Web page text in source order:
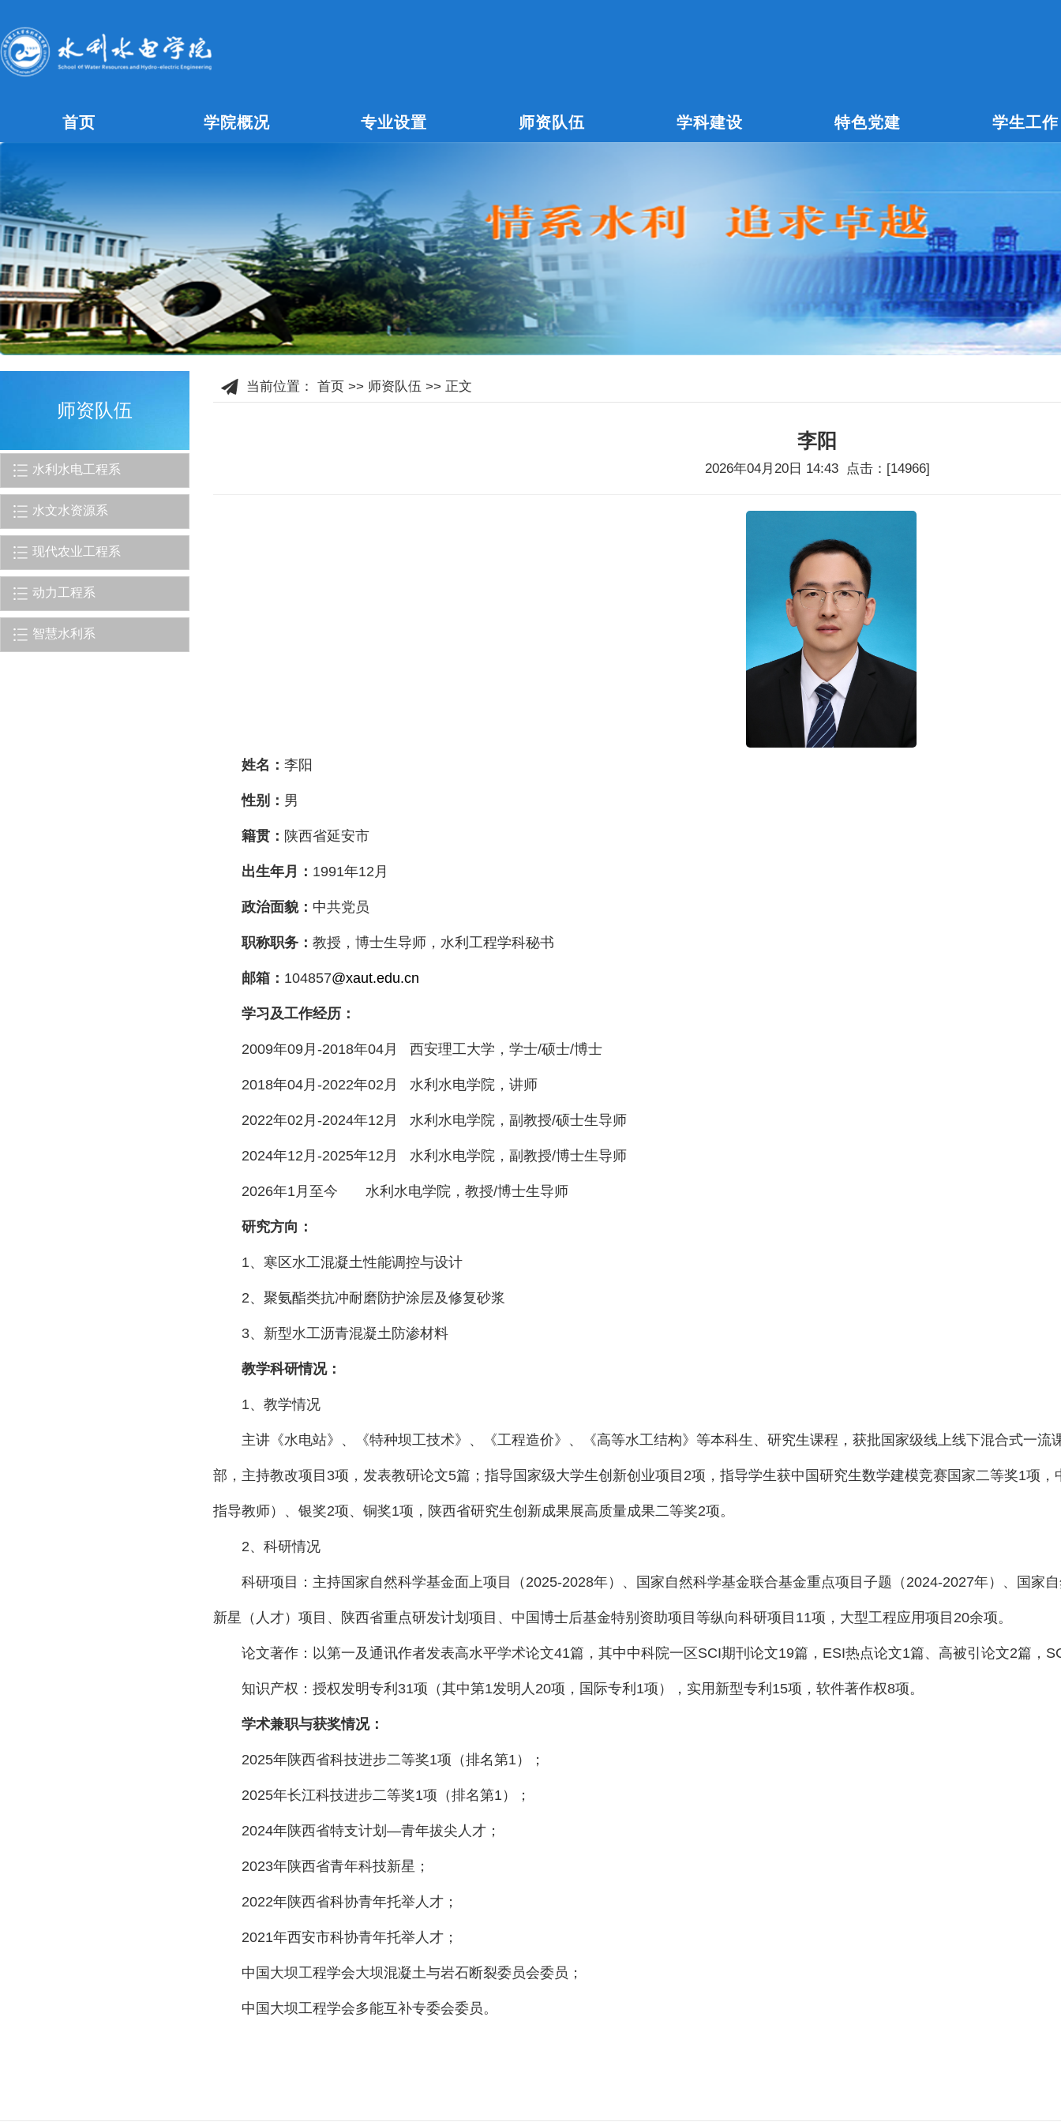
首页 学院概况 专业设置 师资队伍 学科建设 特色党建 学生工作
师资队伍
水利水电工程系
水文水资源系
现代农业工程系
动力工程系
智慧水利系
当前位置： 首页 >> 师资队伍 >> 正文
李阳
2026年04月20日 14:43 点击：[14966]
姓名： 李阳
性别： 男
籍贯： 陕西省延安市
出生年月： 1991年12 月
政治面貌： 中共党员
职称职务： 教授，博士生导师，水利工程学科秘书
邮箱： 104857@xaut.edu.cn
学习及工作经历：
2009年09月 -2018年04月 西安理工大学，学士/硕士/博士
2018年04月 -2022年02 月 水利水电学院，讲师
2022年02 月 -2024年12 月 水利水电学院，副教授/硕士生导师
2024年12 月 -2025年12 月 水利水电学院，副教授/博士生导师
2026年1月至今 水利水电学院，教授/博士生导师
研究方向：
1、寒区水工混凝土性能调控与设计
2、聚氨酯类抗冲耐磨防护涂层及修复砂浆
3、新型水工沥青混凝土防渗材料
教学科研情况：
1、教学情况
主讲《水电站》、《特种坝工技术》、《工程造价》、《高等水工结构》等本科生、研究生课程，获批国家级线上线下混合式一流
部，主持教改项目 3项，发表教研论文5篇；指导国家级大学生创新创业项目 2项，指导学生获中国研究生数学建模竞赛国家二等奖1项，
指导教师）、银奖2项、铜奖1项，陕西省研究生创新成果展高质量成果二等奖2项。
2、科研情况
科研项目：主持国家自然科学基金面上项目（ 2025-2028年）、国家自然科学基金联合基金重点项目子题（ 2024-2027年）、国家
新星（人才）项目、陕西省重点研发计划项目、中国博士后基金特别资助项目等纵向科研项目 11项，大型工程应用项目 20余项。
论文著作：以第一及通讯作者发表高水平学术论文41篇，其中中科院一区 SCI期刊论文19篇， ESI热点论文1篇、高被引论文2篇，
知识产权：授权发明专利 31项（其中第1发明人 20项，国际专利 1项），实用新型专利 15项，软件著作权8项。
学术兼职与获奖情况：
2025年陕西省科技进步二等奖1项（排名第1）；
2025年长江科技进步二等奖1项（排名第1）；
2024年陕西省特支计划—青年拔尖人才；
2023年陕西省青年科技新星；
2022年陕西省科协青年托举人才；
2021年西安市科协青年托举人才；
中国大坝工程学会大坝混凝土与岩石断裂委员会委员；
中国大坝工程学会多能互补专委会委员。